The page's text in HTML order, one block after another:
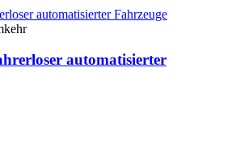
automatisierter